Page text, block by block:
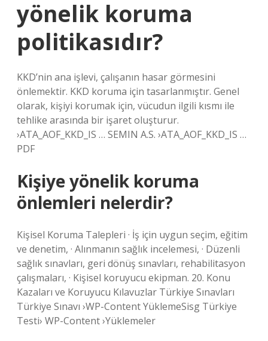
yönelik koruma
politikasıdır?
KKD’nin ana işlevi, çalışanın hasar görmesini
önlemektir. KKD koruma için tasarlanmıştır. Genel
olarak, kişiyi korumak için, vücudun ilgili kısmı ile
tehlike arasında bir işaret oluşturur.
›ATA_AOF_KKD_IS … SEMIN A.S. ›ATA_AOF_KKD_IS …
PDF
Kişiye yönelik koruma
önlemleri nelerdir?
Kişisel Koruma Talepleri · İş için uygun seçim, eğitim
ve denetim, · Alınmanın sağlık incelemesi, · Düzenli
sağlık sınavları, geri dönüş sınavları, rehabilitasyon
çalışmaları, · Kişisel koruyucu ekipman. 20. Konu
Kazaları ve Koruyucu Kılavuzlar Türkiye Sınavları
Türkiye Sınavı ›WP-Content YüklemeSisg Türkiye
Testi› WP-Content ›Yüklemeler